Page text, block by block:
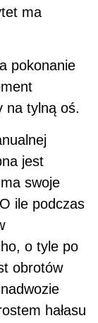
ma
pokonanie
na tylną oś.
jest
swoje
ile podczas
o tyle po
obrotów
hałasu